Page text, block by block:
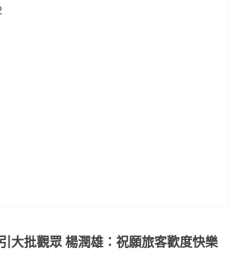
大批觀眾 楊潤雄：祝願旅客歡度快樂